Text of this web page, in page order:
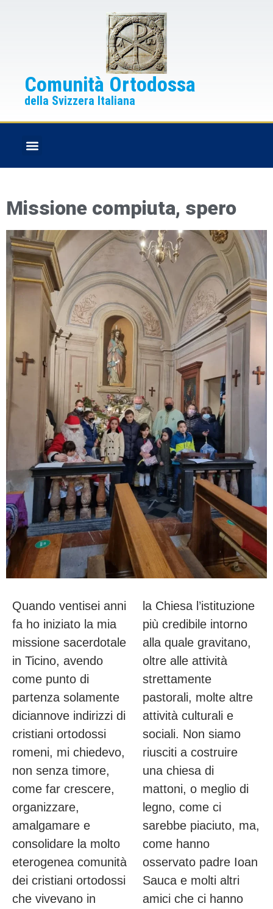
Comunità Ortodossa
della Svizzera Italiana
Missione compiuta, spero
Quando ventisei anni
fa ho iniziato la mia
missione sacerdotale
in Ticino, avendo
come punto di
partenza solamente
diciannove indirizzi di
cristiani ortodossi
romeni, mi chiedevo,
non senza timore,
come far crescere,
organizzare,
amalgamare e
consolidare la molto
eterogenea comunità
dei cristiani ortodossi
che vivevano in
la Chiesa l’istituzione
più credibile intorno
alla quale gravitano,
oltre alle attività
strettamente
pastorali, molte altre
attività culturali e
sociali. Non siamo
riusciti a costruire
una chiesa di
mattoni, o meglio di
legno, come ci
sarebbe piaciuto, ma,
come hanno
osservato padre Ioan
Sauca e molti altri
amici che ci hanno